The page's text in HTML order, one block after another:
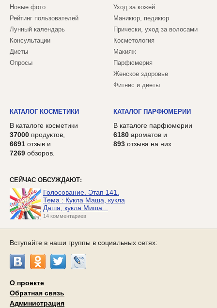
Новые фото
Рейтинг пользователей
Лунный календарь
Консультации
Диеты
Опросы
Уход за кожей
Маникюр, педикюр
Прически, уход за волосами
Косметология
Макияж
Парфюмерия
Женское здоровье
Фитнес и диеты
КАТАЛОГ КОСМЕТИКИ
В каталоге косметики
37000 продуктов,
6691 отзыв и
7269 обзоров.
КАТАЛОГ ПАРФЮМЕРИИ
В каталоге парфюмерии
6180 ароматов и
893 отзыва на них.
СЕЙЧАС ОБСУЖДАЮТ:
Голосование. Этап 141.
Тема : Кукла Маша, кукла
Даша, кукла Миша...
14 комментариев
Вступайте в наши группы в социальных сетях:
О проекте
Обратная связь
Администрация